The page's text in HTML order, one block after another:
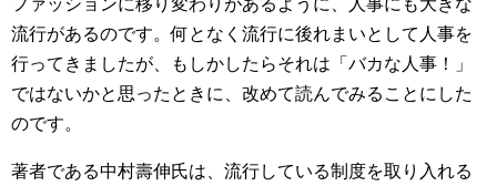
ファッションに移り変わりがあるように、人事にも大きな
流行があるのです。何となく流行に後れまいとして人事を
行ってきましたが、もしかしたらそれは「バカな人事！」
ではないかと思ったときに、改めて読んでみることにした
のです。
著者である中村壽伸氏は、流行している制度を取り入れる